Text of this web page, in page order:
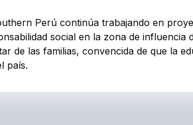
Perú continúa trabajando en
social en la zona de influencia
de las familias, convencida de que la
país.